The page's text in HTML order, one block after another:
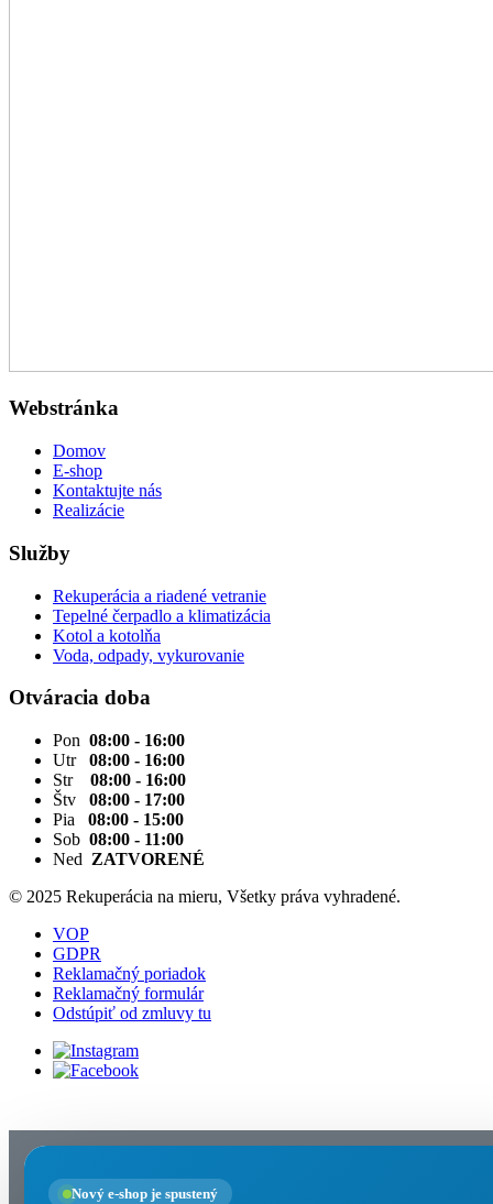
Webstránka
Domov
E-shop
Kontaktujte nás
Realizácie
Služby
Rekuperácia a riadené vetranie
Tepelné čerpadlo a klimatizácia
Kotol a kotolňa
Voda, odpady, vykurovanie
Otváracia doba
Pon 08:00 - 16:00
Utr 08:00 - 16:00
Str 08:00 - 16:00
Štv 08:00 - 17:00
Pia 08:00 - 15:00
Sob 08:00 - 11:00
Ned ZATVORENÉ
© 2025 Rekuperácia na mieru, Všetky práva vyhradené.
VOP
GDPR
Reklamačný poriadok
Reklamačný formulár
Odstúpiť od zmluvy tu
Nový e-shop je spustený